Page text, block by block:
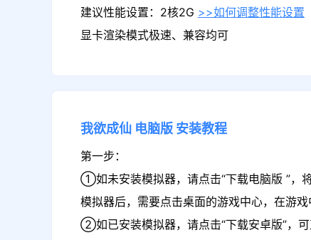
建议性能设置：2核2G >>如何调整性能设置
显卡渲染模式极速、兼容均可
我欲成仙 电脑版 安装教程
第一步：
①如未安装模拟器，请点击“下载电脑版 ”，
模拟器后，需要点击桌面的游戏中心，在游戏
②如已安装模拟器，请点击“下载安卓版”，